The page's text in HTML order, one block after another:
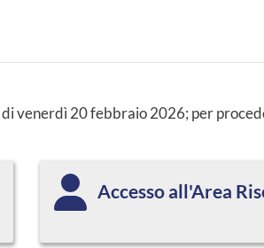
venerdì 20 febbraio 2026; per
Accesso all'Area